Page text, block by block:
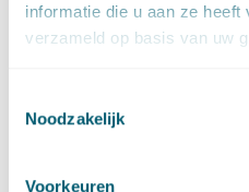
informatie die u aan ze
verzameld op basis van uw
Noodzakelijk
Voorkeuren
Afdeling volgt dat per geval
is van wijzigingen van
In dit geval waren de
ondergeschikte aard. Er zijn
diverse onderzoeksrapporten.